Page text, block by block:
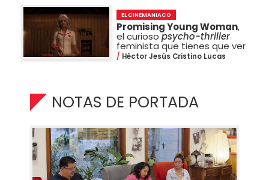
EL CINEMANIACO
Promising Young Woman,
el curiosopsycho-thriller
feminista que tienes que ver
Héctor Jesús Cristino Lucas
NOTAS DE PORTADA